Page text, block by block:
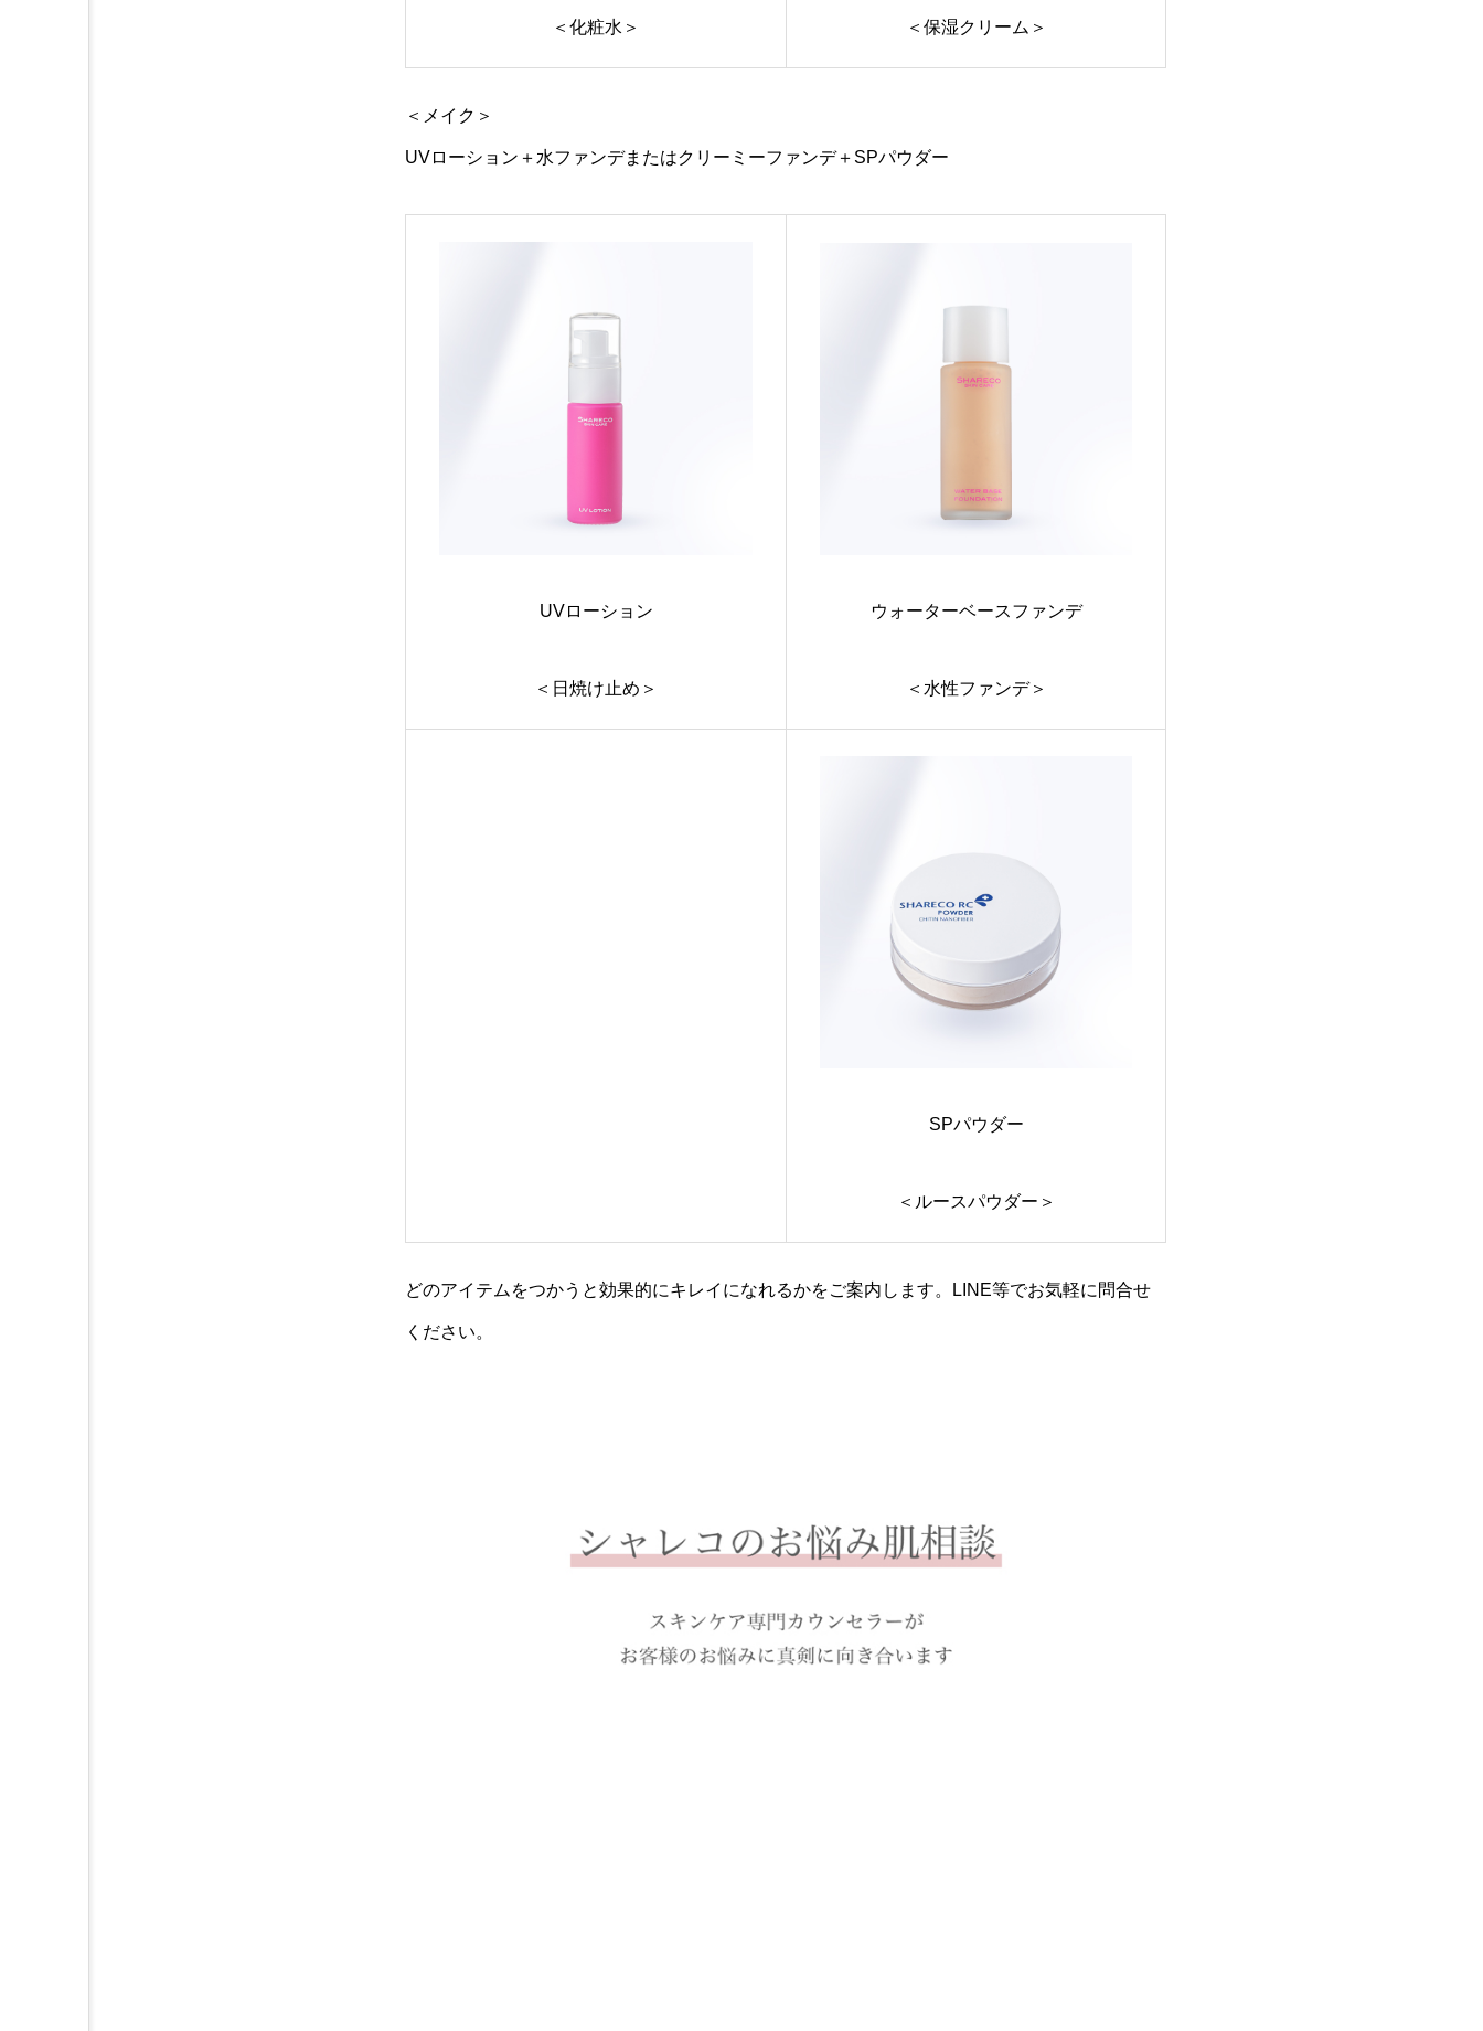
＜化粧水＞ ＜保湿クリーム＞
＜メイク＞
UVローション＋水ファンデまたはクリーミーファンデ＋SPパウダー
UVローション
＜日焼け止め＞
ウォーターベースファンデ
＜水性ファンデ＞
SPパウダー
＜ルースパウダー＞
どのアイテムをつかうと効果的にキレイになれるかをご案内します。LINE等でお気軽に問合せ
ください。